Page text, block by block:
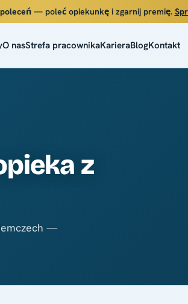
— poleć opiekunkę i zgarnij premię.
O nasStrefa pracownikaKarieraBlogKontakt
z
—